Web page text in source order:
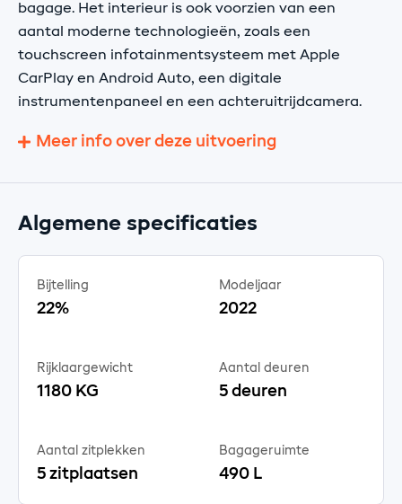
bagage. Het interieur is ook voorzien van een
aantal moderne technologieën, zoals een
touchscreen infotainmentsysteem met Apple
CarPlay en Android Auto, een digitale
instrumentenpaneel en een achteruitrijdcamera.
Meer info over deze uitvoering
Algemene specificaties
Bijtelling
22%
Modeljaar
2022
Rijklaargewicht
1180 KG
Aantal deuren
5 deuren
Aantal zitplekken
5 zitplaatsen
Bagageruimte
490 L